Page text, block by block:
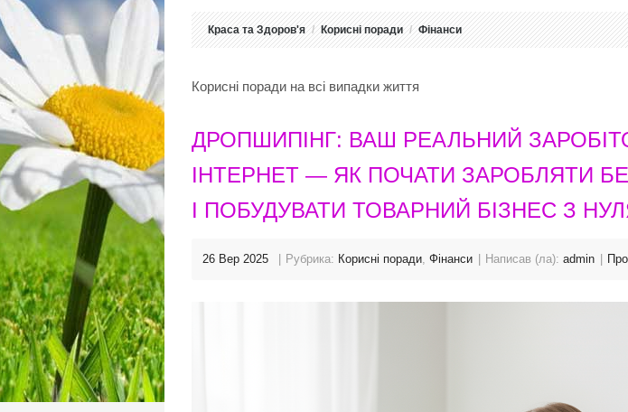
Краса та Здоров'я Корисні поради Фінанси
Корисні поради на всі випадки життя
ДРОПШИПІНГ: ВАШ РЕАЛЬНИЙ
ІНТЕРНЕТ — ЯК ПОЧАТИ ЗАРОБЛЯТИ
І ПОБУДУВАТИ ТОВАРНИЙ БІЗНЕС З
26 Вер 2025 Рубрика: Корисні поради, Фінанси Написав (ла): admin